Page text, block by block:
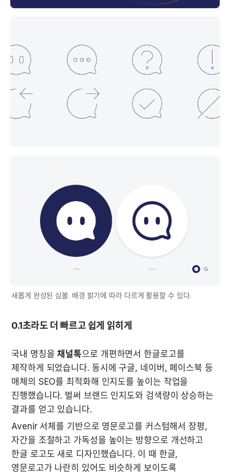
새롭게 완성된 심볼. 배경 밝기에 따라 다르게 활용할 수 있다.
0.1초라도 더 빠르고 쉽게 읽히게
국내 명칭을 채널톡으로 개편하면서 한글로고를
제작하게 되었습니다. 동시에 구글, 네이버, 페이스북 등
매체의 SEO를 최적화해 인지도를 높이는 작업을
진행했습니다. 벌써 브랜드 인지도와 검색량이 상승하는
결과를 얻고 있습니다.
Avenir 서체를 기반으로 영문로고를 커스텀해서 장평,
자간을 조절하고 가독성을 높이는 방향으로 개선하고
한글 로고도 새로 디자인했습니다. 이 때 한글,
영문로고가 나란히 있어도 비슷하게 보이도록